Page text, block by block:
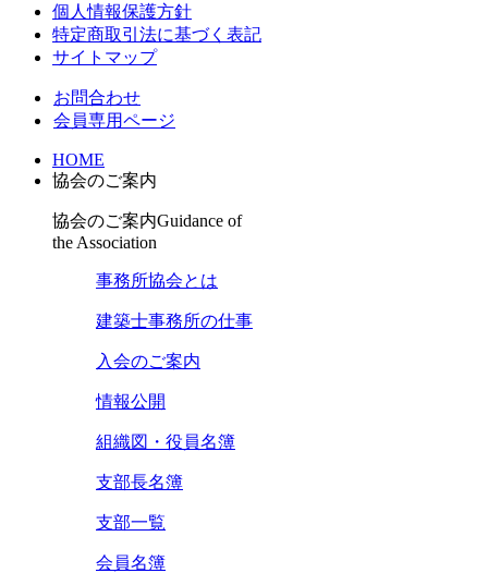
個人情報保護方針
特定商取引法に基づく表記
サイトマップ
お問合わせ
会員専用ページ
HOME
協会のご案内
協会のご案内Guidance of
the Association
事務所協会とは
建築士事務所の仕事
入会のご案内
情報公開
組織図・役員名簿
支部長名簿
支部一覧
会員名簿